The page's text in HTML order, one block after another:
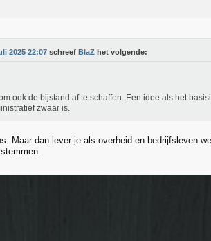
2025 22:07 schreef BlaZ het volgende:
ook de bijstand af te schaffen. Een idee als het
zwaar is.
Maar dan lever je als overheid en bedrijfsleven